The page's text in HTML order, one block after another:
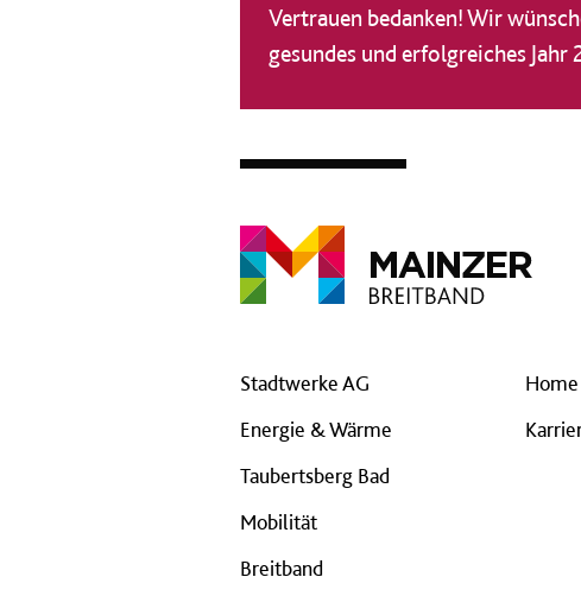
Vertrauen bedanken! Wir
gesundes und erfolgreiches Jahr
Stadtwerke AG
Energie & Wärme
Taubertsberg Bad
Mobilität
Breitband
Home